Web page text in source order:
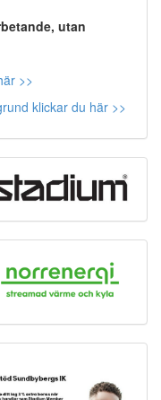
utan
>>
klickar du här >>